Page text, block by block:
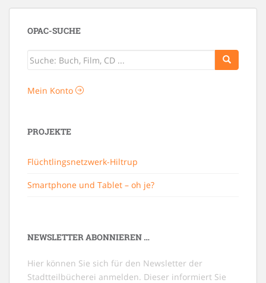
OPAC-SUCHE
Mein Konto
PROJEKTE
Flüchtlingsnetzwerk-Hiltrup
Smartphone und Tablet – oh je?
NEWSLETTER ABONNIEREN …
Hier können Sie sich für den Newsletter der
Stadtteilbücherei anmelden. Dieser informiert Sie